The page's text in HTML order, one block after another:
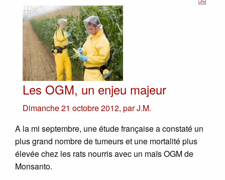
Les OGM, un enjeu majeur
Dimanche 21 octobre 2012, parJ.M.
A la mi septembre, une étude française a constaté un
plus grand nombre de tumeurs et une mortalité plus
élevée chez les rats nourris avec un maïs OGM de
Monsanto.